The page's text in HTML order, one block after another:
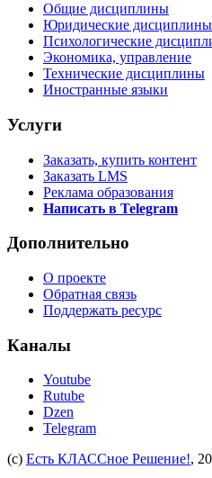
Общие дисциплины
Юридические дисциплины
Психологические
Экономика, управление
Технические дисциплины
Иностранные языки
Услуги
Заказать, купить контент
Заказать LMS
Реклама образования
Написать в Telegram
Дополнительно
О проекте
Обратная связь
Поддержать ресурс
Каналы
Youtube
Rutube
Dzen
Telegram
(c) Есть КЛАССное Решение!,